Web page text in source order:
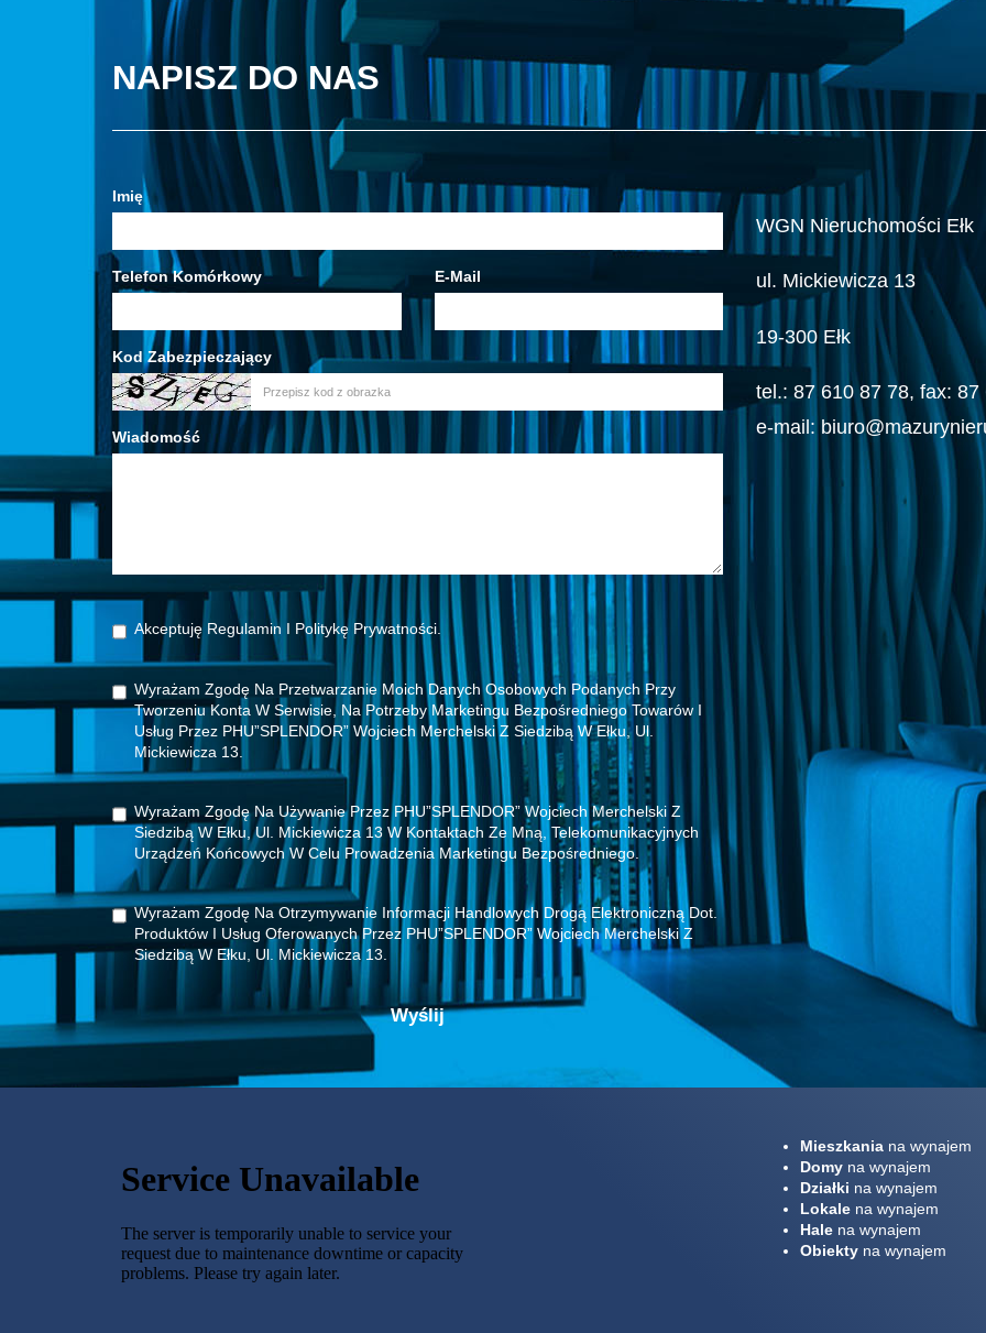
NAPISZ DO NAS
Imię
Telefon Komórkowy E-Mail
Kod Zabezpieczający
Wiadomość
Akceptuję Regulamin I Politykę Prywatności.
Wyrażam Zgodę Na Przetwarzanie Moich Danych Osobowych Podanych Przy
Tworzeniu Konta W Serwisie, Na Potrzeby Marketingu Bezpośredniego Towarów I
Usług Przez PHU”SPLENDOR” Wojciech Merchelski Z Siedzibą W Ełku, Ul.
Mickiewicza 13.
Wyrażam Zgodę Na Używanie Przez PHU”SPLENDOR” Wojciech Merchelski Z
Siedzibą W Ełku, Ul. Mickiewicza 13 W Kontaktach Ze Mną, Telekomunikacyjnych
Urządzeń Końcowych W Celu Prowadzenia Marketingu Bezpośredniego.
Wyrażam Zgodę Na Otrzymywanie Informacji Handlowych Drogą Elektroniczną Dot.
Produktów I Usług Oferowanych Przez PHU”SPLENDOR” Wojciech Merchelski Z
Siedzibą W Ełku, Ul. Mickiewicza 13.
WGN Nieruchomości Ełk
ul. Mickiewicza 13
19-300 Ełk
tel.: 87 610 87 78, fax: 87
e-mail:
Mieszkania na wynajem
Domy na wynajem
Działki na wynajem
Lokale na wynajem
Hale na wynajem
Obiekty na wynajem